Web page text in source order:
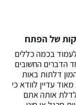
של הפתח
בכמה כללים
הדברים החשובים
דלתות באות
עדיין לוודא כי
אותה אתם